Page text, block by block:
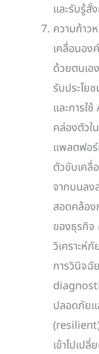
และรับรู้สั่
ความก้าว
เคลื่อนอง
ด้วยตนเอ
รับประโย
และการใ
คล่องตัวใ
แพลตฟอร์
ตัวขับเคลื่
จากบนลง
สอดคล้อง
ของธุรกิจ
วิเคราะห์
การวินิจ
ปลอดภัย
เข้าไปเป